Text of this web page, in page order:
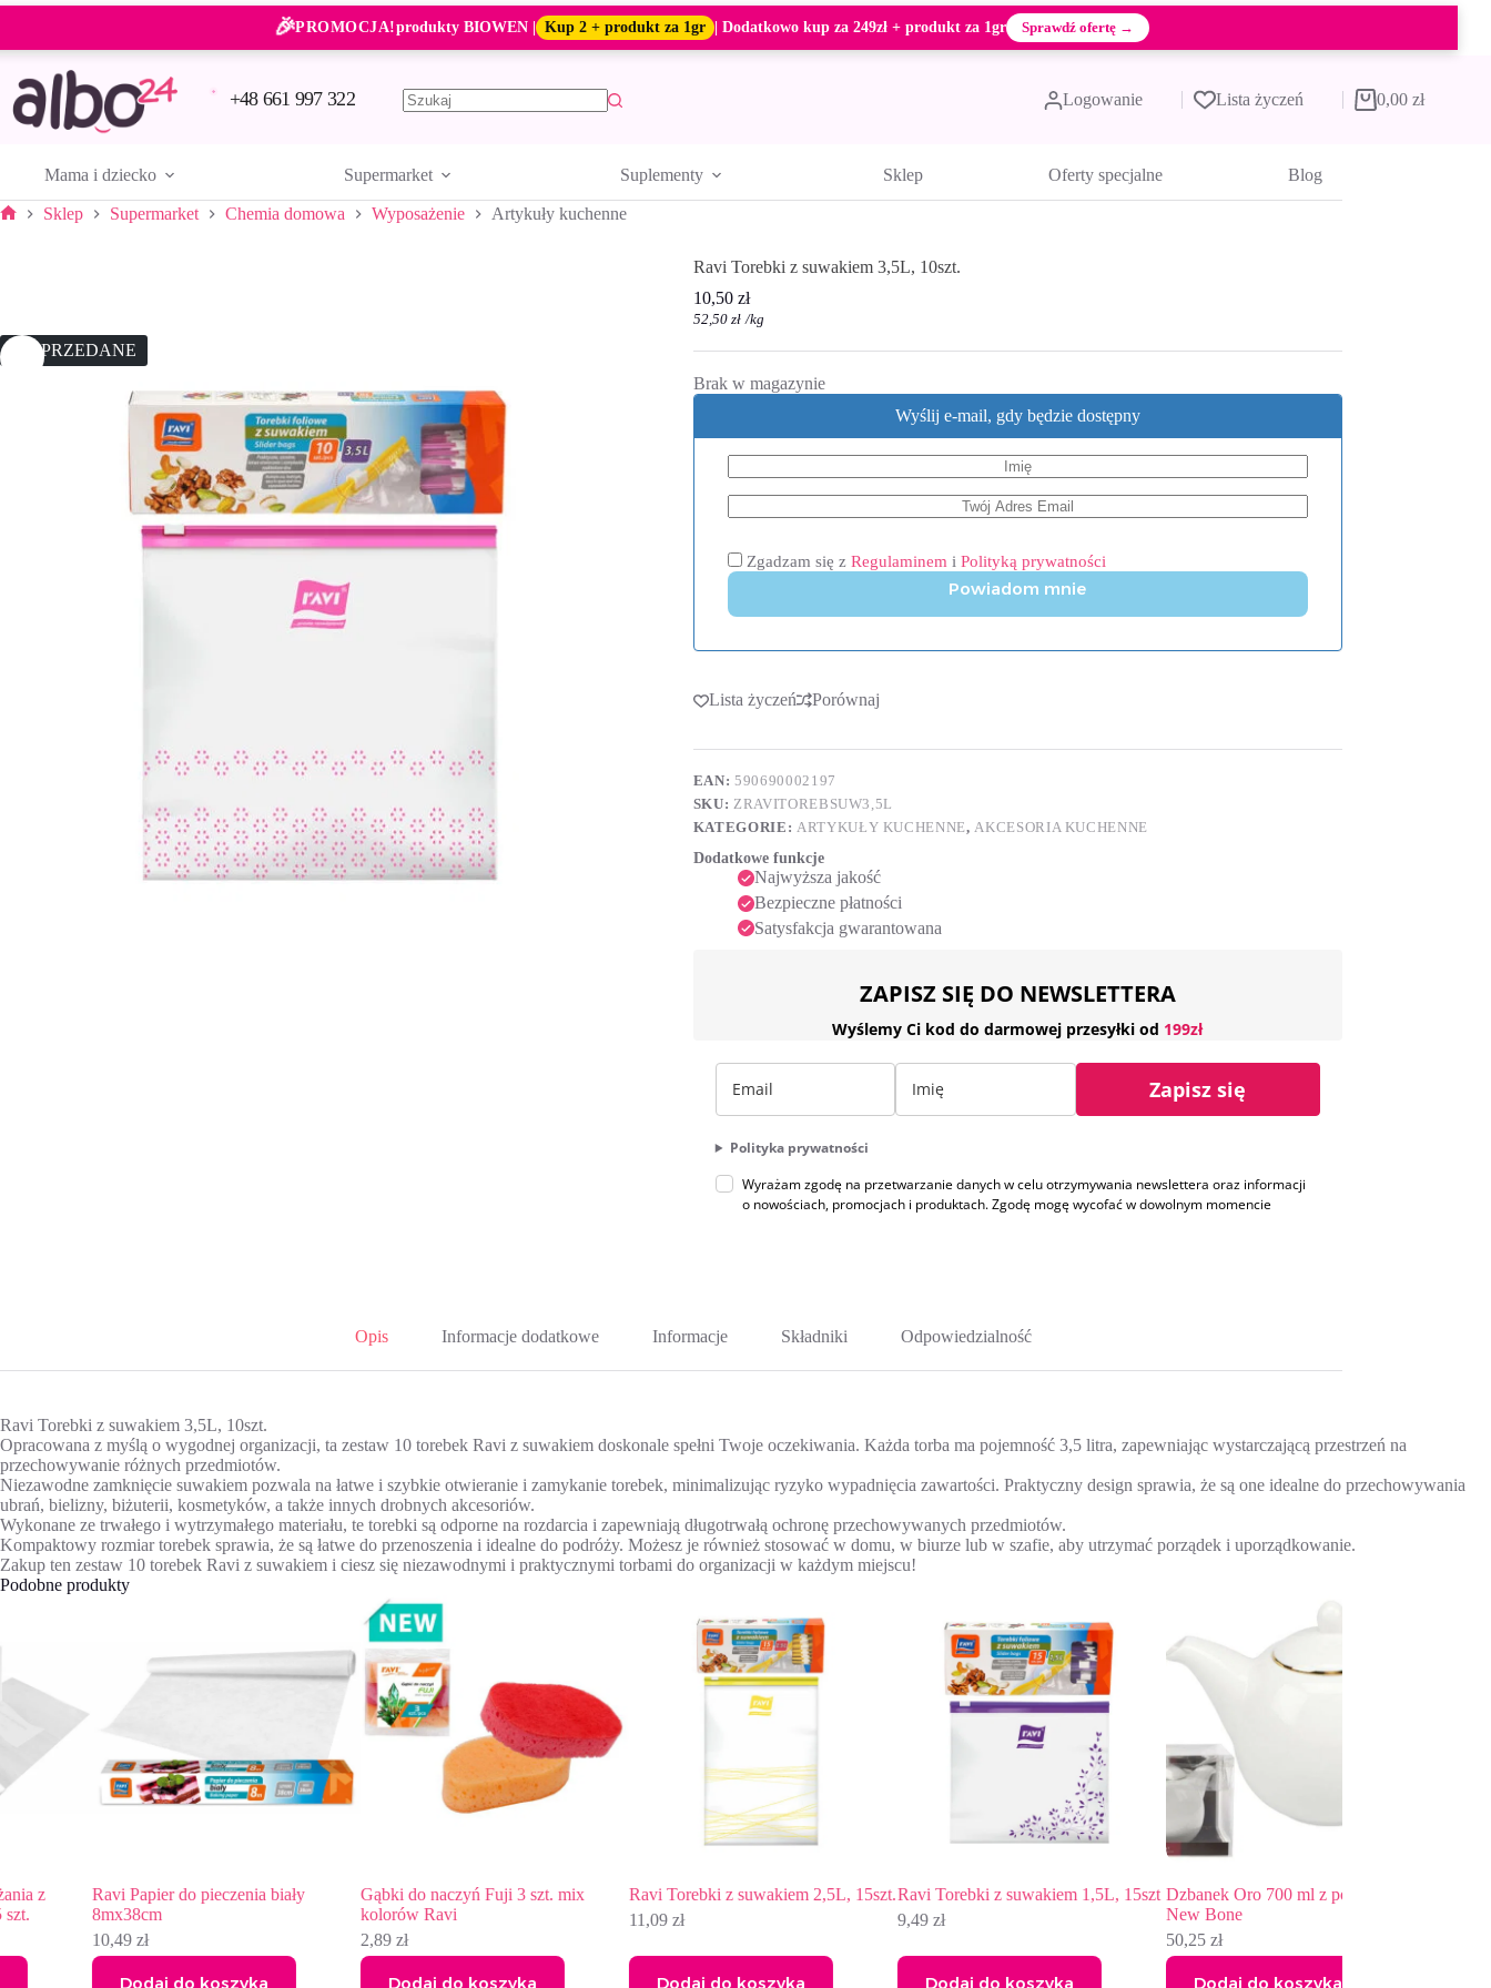
Przejdź
treści
🎉PROMOCJA!produkty BIOWEN | Kup 2 + produkt za 1gr | Dodatkowo kup za 249zł + produkt za 1gr Sprawdź ofertę →
+48 661 997 322 Logowanie Lista życzeń Koszyk
0,00 zł
Mama i dziecko Supermarket Suplementy Sklep Oferty specjalne Blog
Sklep Supermarket Chemia domowa Wyposażenie Artykuły kuchenne
WYPRZEDANE
Ravi Torebki z suwakiem 3,5L, 10szt.
10,50 zł
52,50 zł /kg
Brak w magazynie
Wyślij e-mail, gdy będzie dostępny
Zgadzam się z Regulaminem i Polityką prywatności
Powiadom mnie
Lista życzeń Porównaj
EAN:590690002197
SKU:ZRAVITOREBSUW3,5L
KATEGORIE: ARTYKUŁY KUCHENNE,AKCESORIA KUCHENNE
Dodatkowe funkcje
Najwyższa jakość
Bezpieczne płatności
Satysfakcja gwarantowana
ZAPISZ SIĘ DO NEWSLETTERA
Wyślemy Ci kod do darmowej przesyłki od 199zł
Zapisz się
Polityka prywatności
Wyrażam zgodę na przetwarzanie danych w celu otrzymywania newslettera oraz informacji
o nowościach, promocjach i produktach. Zgodę mogę wycofać w dowolnym momencie
Opis Informacje dodatkowe Informacje Składniki Odpowiedzialność
Ravi Torebki z suwakiem 3,5L, 10szt.
Opracowana z myślą o wygodnej organizacji, ta zestaw 10 torebek Ravi z suwakiem doskonale spełni Twoje oczekiwania. Każda torba ma pojemność 3,5 litra, zapewniając wystarczającą przestrzeń na
przechowywanie różnych przedmiotów.
Niezawodne zamknięcie suwakiem pozwala na łatwe i szybkie otwieranie i zamykanie torebek, minimalizując ryzyko wypadnięcia zawartości. Praktyczny design sprawia, że są one idealne do przechowywania
ubrań, bielizny, biżuterii, kosmetyków, a także innych drobnych akcesoriów.
Wykonane ze trwałego i wytrzymałego materiału, te torebki są odporne na rozdarcia i zapewniają długotrwałą ochronę przechowywanych przedmiotów.
Kompaktowy rozmiar torebek sprawia, że są łatwe do przenoszenia i idealne do podróży. Możesz je również stosować w domu, w biurze lub w szafie, aby utrzymać porządek i uporządkowanie.
Zakup ten zestaw 10 torebek Ravi z suwakiem i ciesz się niezawodnymi i praktycznymi torbami do organizacji w każdym miejscu!
Podobne produkty
Ravi Papier do pieczenia biały
8mx38cm
Dodaj do koszyka
Gąbki do naczyń Fuji 3 szt. mix
kolorów Ravi
Dodaj do koszyka
Ravi Torebki z suwakiem 2,5L, 15szt.
Dodaj do koszyka
Ravi Torebki z suwakiem 1,5L, 15szt
Dodaj do koszyka
Dzbanek Oro 700 ml z porcelany
Dodaj do koszyka